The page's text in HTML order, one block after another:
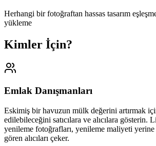
Herhangi bir fotoğraftan hassas tasarım
yükleme
Kimler İçin?
Emlak Danışmanları
Eskimiş bir havuzun mülk değerini artırmak
edilebileceğini satıcılara ve alıcılara gösterin.
yenileme fotoğrafları, yenileme maliyeti
gören alıcıları çeker.